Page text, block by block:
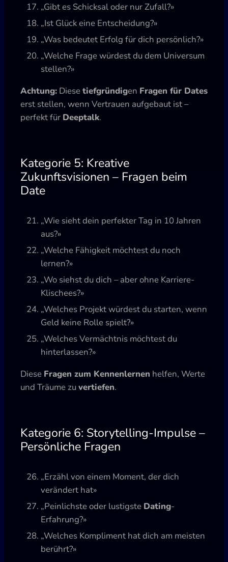
„Gibt es Schicksal oder nur Zufall?»
„Ist Glück eine Entscheidung?»
„Was bedeutet Erfolg für dich persönlich?»
„Welche Frage würdest du dem Universum
stellen?»
Achtung: Diesetiefgründigen Fragen für Dates
erst stellen, wenn Vertrauen aufgebaut ist –
perfekt für Deeptalk.
Kategorie 5: Kreative
Zukunftsvisionen – Fragen beim
Date
„Wie sieht dein perfekter Tag in 10 Jahren
aus?»
„Welche Fähigkeit möchtest du noch
lernen?»
„Wo siehst du dich – aber ohne Karriere-
Klischees?»
„Welches Projekt würdest du starten, wenn
Geld keine Rolle spielt?»
„Welches Vermächtnis möchtest du
hinterlassen?»
Diese Fragen zum Kennenlernen helfen, Werte
und Träume zu vertiefen.
Kategorie 6: Storytelling-Impulse –
Persönliche Fragen
„Erzähl von einem Moment, der dich
verändert hat»
„Peinlichste oder lustigste Dating-
Erfahrung?»
„Welches Kompliment hat dich am meisten
berührt?»